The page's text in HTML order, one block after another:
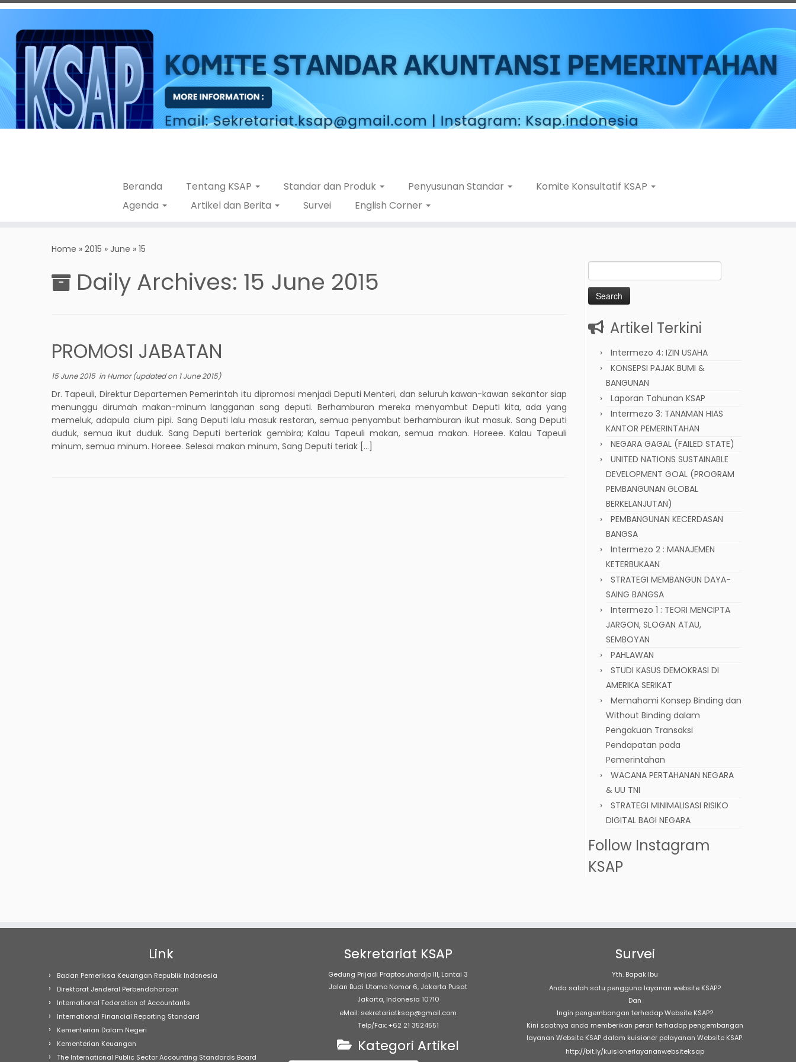
Beranda Tentang KSAP Standar dan Produk Penyusunan Standar
Komite Konsultatif KSAP
Agenda
Artikel dan Berita Survei English Corner
Home » 2015 » June » 15
Daily Archives: 15 June 2015
PROMOSI JABATAN
15 June 2015in Humor(updated on 1 June 2015)
Dr. Tapeuli, Direktur Departemen Pemerintah itu dipromosi menjadi Deputi Menteri, dan seluruh kawan-kawan sekantor siap
menunggu dirumah makan-minum langganan sang deputi. Berhamburan mereka menyambut Deputi kita, ada yang
memeluk, adapula cium pipi. Sang Deputi lalu masuk restoran, semua penyambut berhamburan ikut masuk. Sang Deputi
duduk, semua ikut duduk. Sang Deputi berteriak gembira; Kalau Tapeuli makan, semua makan. Horeee. Kalau Tapeuli
minum, semua minum. Horeee. Selesai makan minum, Sang Deputi teriak […]
Search
for:
Artikel Terkini
Intermezo 4: IZIN USAHA
KONSEPSI PAJAK BUMI &
BANGUNAN
Laporan Tahunan KSAP
Intermezo 3: TANAMAN HIAS
KANTOR PEMERINTAHAN
NEGARA GAGAL (FAILED STATE)
UNITED NATIONS SUSTAINABLE
DEVELOPMENT GOAL (PROGRAM
PEMBANGUNAN GLOBAL
BERKELANJUTAN)
PEMBANGUNAN KECERDASAN
BANGSA
Intermezo 2 : MANAJEMEN
KETERBUKAAN
STRATEGI MEMBANGUN DAYA-
SAING BANGSA
Intermezo 1 : TEORI MENCIPTA
JARGON, SLOGAN ATAU,
SEMBOYAN
PAHLAWAN
STUDI KASUS DEMOKRASI DI
AMERIKA SERIKAT
Memahami Konsep Binding dan
Without Binding dalam
Pengakuan Transaksi
Pendapatan pada
Pemerintahan
WACANA PERTAHANAN NEGARA
& UU TNI
STRATEGI MINIMALISASI RISIKO
DIGITAL BAGI NEGARA
Follow Instagram
KSAP
Link
Badan Pemeriksa Keuangan Republik Indonesia
Direktorat Jenderal Perbendaharaan
International Federation of Accountants
International Financial Reporting Standard
Kementerian Dalam Negeri
Kementerian Keuangan
The International Public Sector Accounting Standards Board
Sekretariat KSAP
Gedung Prijadi Praptosuhardjo III, Lantai 3
Jalan Budi Utomo Nomor 6, Jakarta Pusat
Jakarta, Indonesia 10710
eMail: sekretariatksap@gmail.com
Telp/Fax: +62 21 3524551
Kategori Artikel
Survei
Yth. Bapak Ibu
Anda salah satu pengguna layanan website KSAP?
Dan
Ingin pengembangan terhadap Website KSAP?
Kini saatnya anda memberikan peran terhadap pengembangan
layanan Website KSAP dalam kuisioner pelayanan Website KSAP.
http://bit.ly/kuisionerlayananwebsiteksap